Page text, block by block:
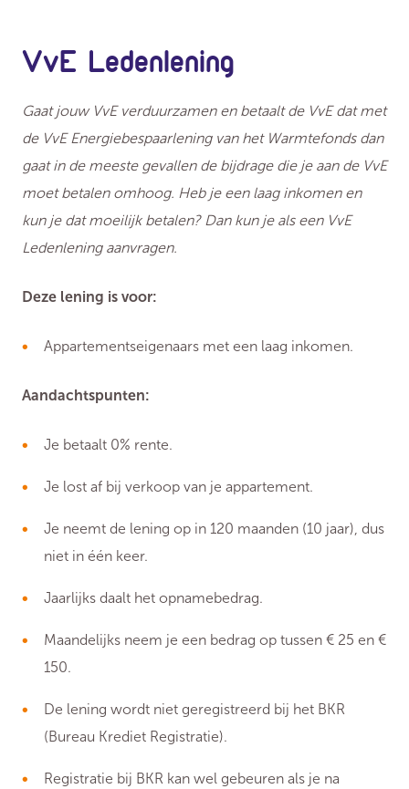
VvE Ledenlening
Gaat jouw VvE verduurzamen en betaalt de VvE dat met
de VvE Energiebespaarlening van het Warmtefonds dan
gaat in de meeste gevallen de bijdrage die je aan de VvE
moet betalen omhoog. Heb je een laag inkomen en
kun je dat moeilijk betalen? Dan kun je als een VvE
Ledenlening aanvragen.
Deze lening is voor:
Appartementseigenaars met een laag inkomen.
Aandachtspunten:
Je betaalt 0% rente.
Je lost af bij verkoop van je appartement.
Je neemt de lening op in 120 maanden (10 jaar), dus
niet in één keer.
Jaarlijks daalt het opnamebedrag.
Maandelijks neem je een bedrag op tussen € 25 en €
150.
De lening wordt niet geregistreerd bij het BKR
(Bureau Krediet Registratie).
Registratie bij BKR kan wel gebeuren als je na